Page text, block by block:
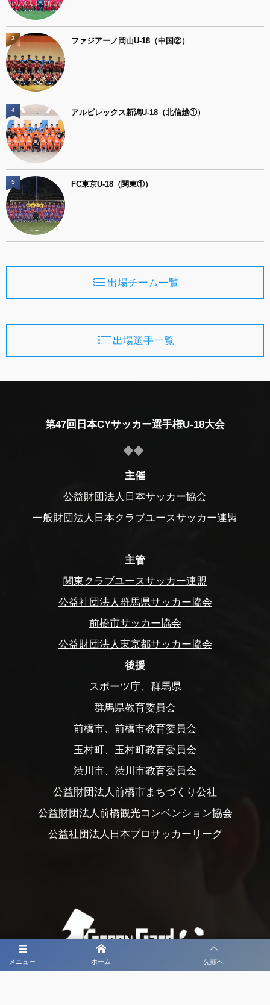
ファジアーノ岡山U-18（中国②）
3
アルビレックス新潟U-18（北信越①）
4
FC東京U-18（関東①）
5
出場チーム一覧
出場選手一覧
メニュー ホーム 先頭へ
第47回日本CYサッカー選手権U-18大会
主催
公益財団法人日本サッカー協会
一般財団法人日本クラブユースサッカー連盟
主管
関東クラブユースサッカー連盟
公益社団法人群馬県サッカー協会
前橋市サッカー協会
公益財団法人東京都サッカー協会
後援
スポーツ庁、群馬県
群馬県教育委員会
前橋市、前橋市教育委員会
玉村町、玉村町教育委員会
渋川市、渋川市教育委員会
公益財団法人前橋市まちづくり公社
公益財団法人前橋観光コンベンション協会
公益社団法人日本プロサッカーリーグ